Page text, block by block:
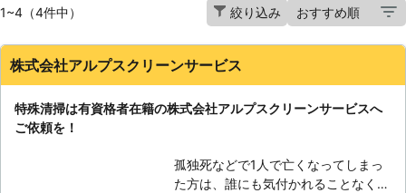
1~4（4件中） 絞り込み
株式会社アルプスクリーンサービス
特殊清掃は有資格者在籍の株式会社アルプスクリーンサービスへ
ご依頼を！
孤独死などで1人で亡くなってしまっ
た方は、誰にも気付かれることなく、